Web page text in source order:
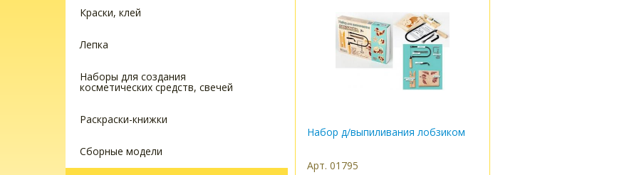
Краски, клей
Лепка
Наборы для создания
косметических средств, свечей
Раскраски-книжки
Сборные модели
Набор д/выпиливания лобзиком
Арт. 01795